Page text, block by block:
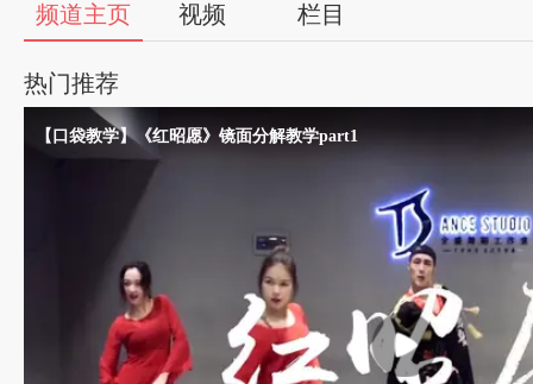
自
媒
体
出
频道主页 视频 栏目
热门推荐
【口袋教学】《红昭愿》镜面分解教学part1